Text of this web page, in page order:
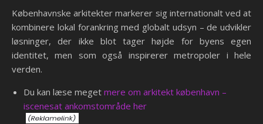
Københavnske arkitekter markerer sig internationalt ved at
kombinere lokal forankring med globalt udsyn – de udvikler
løsninger, der ikke blot tager højde for byens egen
identitet, men som også inspirerer metropoler i hele
verden.
Du kan læse meget mere om arkitekt københavn –
iscenesat ankomstområde her